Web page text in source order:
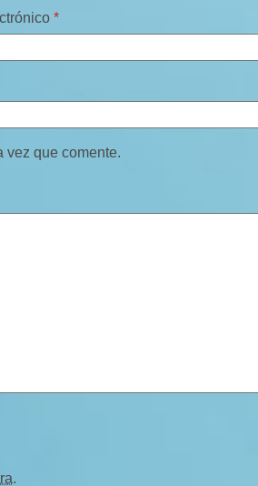
*
vez que comente.
.